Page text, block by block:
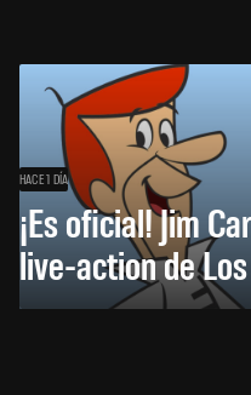
HACE 1 DÍA
¡Es oficial! Jim
live-action de